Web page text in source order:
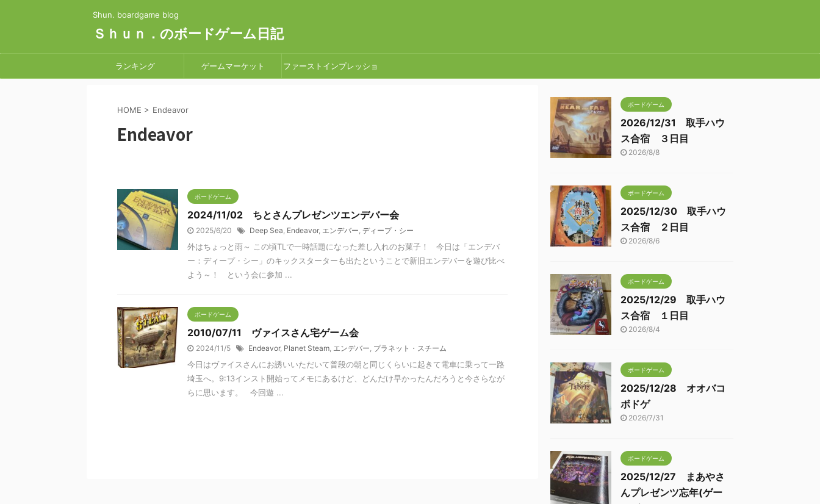
Shun. boardgame blog
Ｓｈｕｎ．のボードゲーム日記
ランキング ゲームマーケット ファーストインプレッショ
HOME > Endeavor
Endeavor
ボードゲーム
2024/11/02 ちとさんプレゼンツエンデバー会
2025/6/20 Deep Sea, Endeavor, エンデバー, ディープ・シー
外はちょっと雨～ この頃TLで一時話題になった差し入れのお菓子！ 今日は「エンデバ
ー：ディープ・シー」のキックスターターも出たということで新旧エンデバーを遊び比べ
よう～！ という会に参加 ...
ボードゲーム
2010/07/11 ヴァイスさん宅ゲーム会
2024/11/5 Endeavor, Planet Steam, エンデバー, プラネット・スチーム
今日はヴァイスさんにお誘いいただいて普段の朝と同じくらいに起きて電車に乗って一路
埼玉へ。9:13インスト開始ってメモにあるけど、どんだけ早かったんだろうと今さらなが
らに思います。 今回遊 ...
ボードゲーム
2026/12/31 取手ハウ
ス合宿 ３日目
2026/8/8
ボードゲーム
2025/12/30 取手ハウ
ス合宿 ２日目
2026/8/6
ボードゲーム
2025/12/29 取手ハウ
ス合宿 １日目
2026/8/4
ボードゲーム
2025/12/28 オオバコ
ボドゲ
2026/7/31
ボードゲーム
2025/12/27 まあやさ
んプレゼンツ忘年(ゲー